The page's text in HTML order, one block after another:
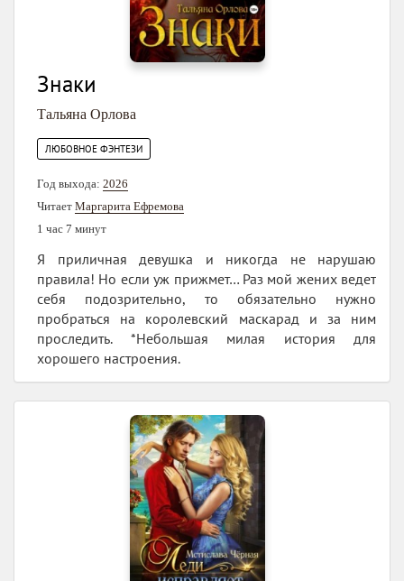
Знаки
Тальяна Орлова
ЛЮБОВНОЕ ФЭНТЕЗИ
Год выхода: 2026
Читает Маргарита Ефремова
1 час 7 минут
Я приличная девушка и никогда не нарушаю
правила! Но если уж прижмет… Раз мой жених ведет
себя подозрительно, то обязательно нужно
пробраться на королевский маскарад и за ним
проследить. *Небольшая милая история для
хорошего настроения.